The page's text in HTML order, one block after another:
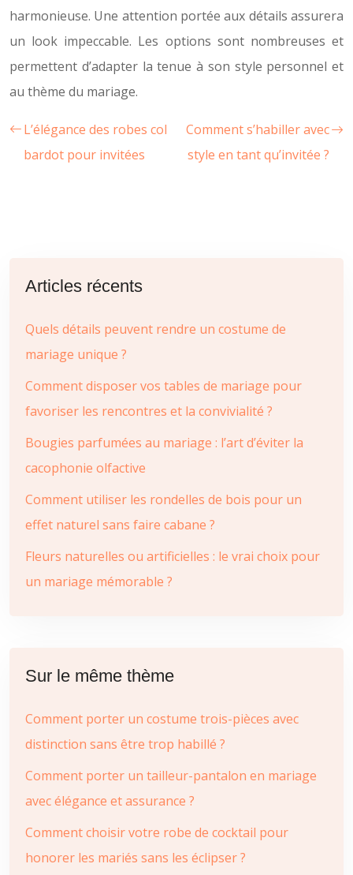
harmonieuse. Une attention portée aux détails assurera
un look impeccable. Les options sont nombreuses et
permettent d’adapter la tenue à son style personnel et
au thème du mariage.
L’élégance des robes col
bardot pour invitées
Comment s’habiller avec
style en tant qu’invitée ?
Articles récents
Quels détails peuvent rendre un costume de
mariage unique ?
Comment disposer vos tables de mariage pour
favoriser les rencontres et la convivialité ?
Bougies parfumées au mariage : l’art d’éviter la
cacophonie olfactive
Comment utiliser les rondelles de bois pour un
effet naturel sans faire cabane ?
Fleurs naturelles ou artificielles : le vrai choix pour
un mariage mémorable ?
Sur le même thème
Comment porter un costume trois-pièces avec
distinction sans être trop habillé ?
Comment porter un tailleur-pantalon en mariage
avec élégance et assurance ?
Comment choisir votre robe de cocktail pour
honorer les mariés sans les éclipser ?